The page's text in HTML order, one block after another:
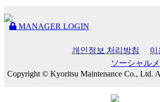
MANAGER LOGIN
개인정보 처리방침 이
ソーシャル
Copyright © Kyoritsu Maintenance Co., Ltd.